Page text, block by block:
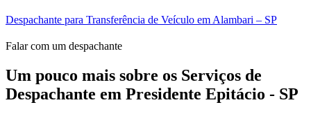
Despachante para Transferência de Veículo em Alambari – SP
Falar com um despachante
Um pouco mais sobre os Serviços de
Despachante em Presidente Epitácio - SP